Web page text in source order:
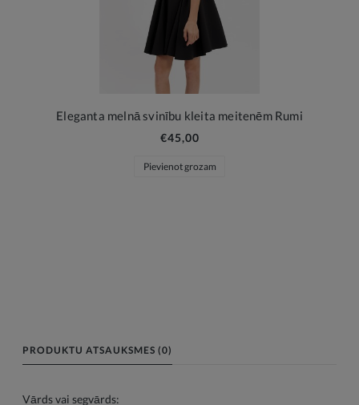
Eleganta melnā svinību kleita meitenēm Rumi
€45,00
Pievienot grozam
PRODUKTU ATSAUKSMES (0)
Vārds vai segvārds: